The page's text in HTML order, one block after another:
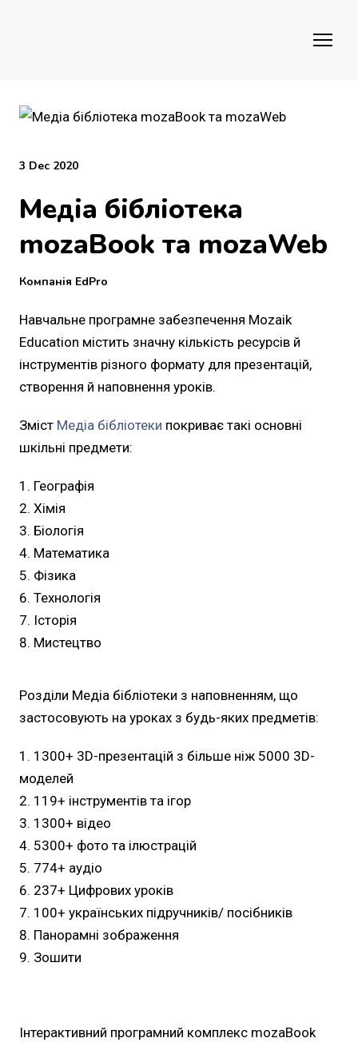
3 Dec 2020
Медіа бібліотека
mozaBook та mozaWeb
Компанія EdPro
Навчальне програмне забезпечення Mozaik
Education містить значну кількість ресурсів й
інструментів різного формату для презентацій,
створення й наповнення уроків.
Зміст Медіа бібліотеки покриває такі основні
шкільні предмети:
Географія
Хімія
Біологія
Математика
Фізика
Технологія
Історія
Мистецтво
Розділи Медіа бібліотеки з наповненням, що
застосовують на уроках з будь-яких предметів:
1300+ 3D-презентацій з більше ніж 5000 3D-
моделей
119+ інструментів та ігор
1300+ відео
5300+ фото та ілюстрацій
774+ аудіо
237+ Цифрових уроків
100+ українських підручників/ посібників
Панорамні зображення
Зошити
Інтерактивний програмний комплекс mozaBook